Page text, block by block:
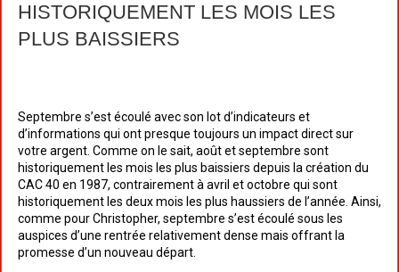
HISTORIQUEMENT LES MOIS LES
PLUS BAISSIERS
Septembre s’est écoulé avec son lot d’indicateurs et
d’informations qui ont presque toujours un impact direct sur
votre argent. Comme on le sait, août et septembre sont
historiquement les mois les plus baissiers depuis la création du
CAC 40 en 1987, contrairement à avril et octobre qui sont
historiquement les deux mois les plus haussiers de l’année. Ainsi,
comme pour Christopher, septembre s’est écoulé sous les
auspices d’une rentrée relativement dense mais offrant la
promesse d’un nouveau départ.